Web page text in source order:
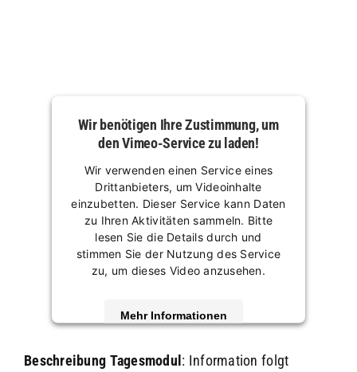
Wir benötigen Ihre Zustimmung, um
den Vimeo-Service zu laden!
Wir verwenden einen Service eines
Drittanbieters, um Videoinhalte
einzubetten. Dieser Service kann Daten
zu Ihren Aktivitäten sammeln. Bitte
lesen Sie die Details durch und
stimmen Sie der Nutzung des Service
zu, um dieses Video anzusehen.
Mehr Informationen
Akzeptieren
Beschreibung Tagesmodul : Information folgt